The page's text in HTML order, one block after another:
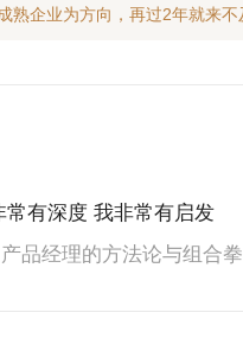
常有深度 我非常有启发
品经理的方法论与组合拳